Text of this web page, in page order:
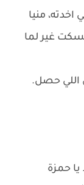
منيا
غير لما
اللي حصل.
حمزة